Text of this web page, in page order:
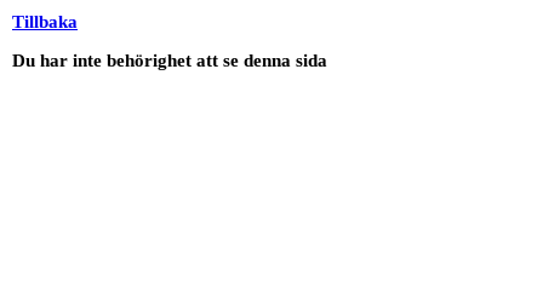
Tillbaka
Du har inte behörighet att se denna sida